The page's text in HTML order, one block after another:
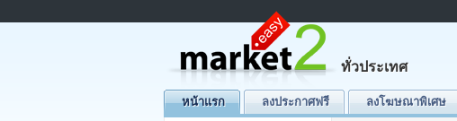
ทั่วประเทศ
หน้าแรก ลงประกาศฟรี ลงโฆษณาพิเศษ